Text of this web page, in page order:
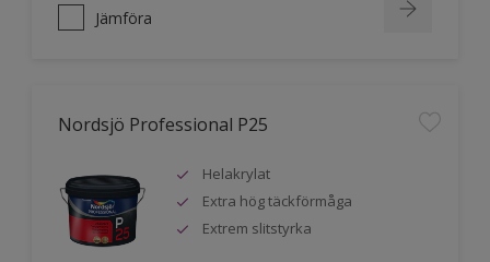
Jämföra
Nordsjö Professional P25
Helakrylat
Extra hög täckförmåga
Extrem slitstyrka